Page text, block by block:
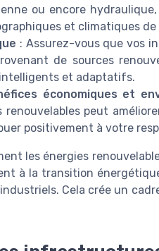
ou encore
et climatiques
: Assurez-vous que vos
de sources
et adaptatifs.
économiques et
renouvelables peut
positivement à votre
les énergies
à la transition
Cela crée un